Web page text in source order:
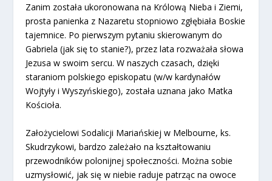
Zanim została ukoronowana na Królową Nieba i Ziemi,
prosta panienka z Nazaretu stopniowo zgłębiała Boskie
tajemnice. Po pierwszym pytaniu skierowanym do
Gabriela (jak się to stanie?), przez lata rozważała słowa
Jezusa w swoim sercu. W naszych czasach, dzięki
staraniom polskiego episkopatu (w/w kardynałów
Wojtyły i Wyszyńskiego), została uznana jako Matka
Kościoła.
Założycielowi Sodalicji Mariańskiej w Melbourne, ks.
Skudrzykowi, bardzo zależało na kształtowaniu
przewodników polonijnej społeczności. Można sobie
uzmysłowić, jak się w niebie raduje patrząc na owoce